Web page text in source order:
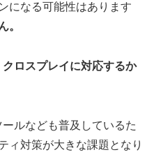
になる可能性はあります
。
クロスプレイに対応するか
ルなども普及しているた
ィ対策が大きな課題となり